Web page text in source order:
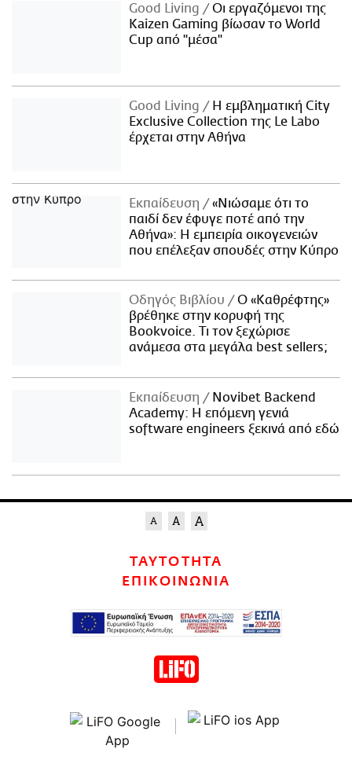
Good Living
Οι εργαζόμενοι της
Kaizen Gaming βίωσαν το World
Cup από "μέσα"
Good Living
Η εμβληματική City
Exclusive Collection της Le Labo
έρχεται στην Αθήνα
Εκπαίδευση
«Νιώσαμε ότι το
παιδί δεν έφυγε ποτέ από την
Αθήνα»: Η εμπειρία οικογενειών
που επέλεξαν σπουδές στην Κύπρο
Οδηγός Βιβλίου
Ο «Καθρέφτης»
βρέθηκε στην κορυφή της
Bookvoice. Τι τον ξεχώρισε
ανάμεσα στα μεγάλα best sellers;
Εκπαίδευση
Novibet Backend
Academy: Η επόμενη γενιά
software engineers ξεκινά από εδώ
ΤΑΥΤΟΤΗΤΑ
ΕΠΙΚΟΙΝΩΝΙΑ